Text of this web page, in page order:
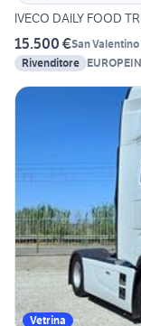
IVECO DAILY FOOD
15.500 €San
Rivenditore
Vetrina